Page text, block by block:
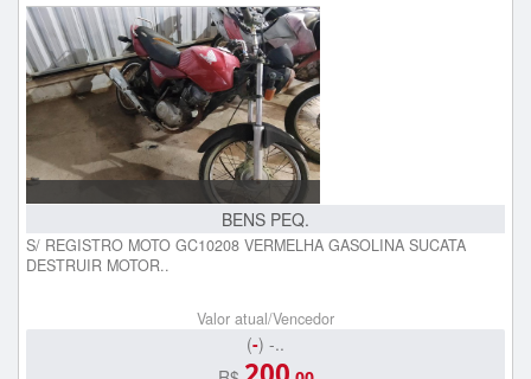
BENS PEQ.
S/ REGISTRO MOTO GC10208 VERMELHA GASOLINA SUCATA
DESTRUIR MOTOR..
Valor atual/Vencedor
(-) -..